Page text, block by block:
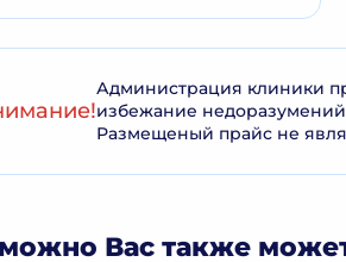
Администрация клиники
избежание
Размещеный прайс не
Вас также